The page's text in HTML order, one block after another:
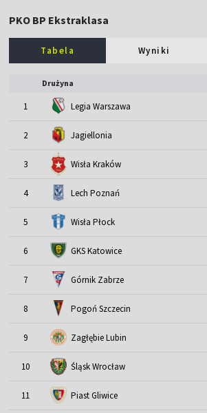
PKO BP Ekstraklasa
Tabela Wyniki
Drużyna
1 Legia Warszawa
2 Jagiellonia
3 Wisła Kraków
4 Lech Poznań
5 Wisła Płock
6 GKS Katowice
7 Górnik Zabrze
8 Pogoń Szczecin
9 Zagłębie Lubin
10 Śląsk Wrocław
11 Piast Gliwice